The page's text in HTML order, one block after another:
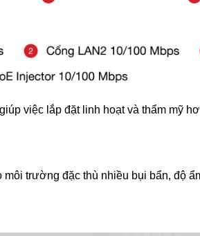
việc lắp đặt linh hoạt và thẩm mỹ
trường đặc thù nhiều bụi bẩn, độ